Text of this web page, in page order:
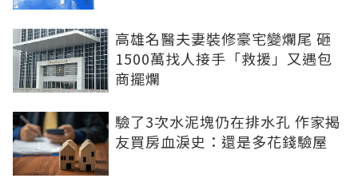
高雄名醫夫妻裝修豪宅變爛尾 砸
1500萬找人接手「救援」又遇包
商擺爛
驗了3次水泥塊仍在排水孔 作家揭
友買房血淚史：還是多花錢驗屋